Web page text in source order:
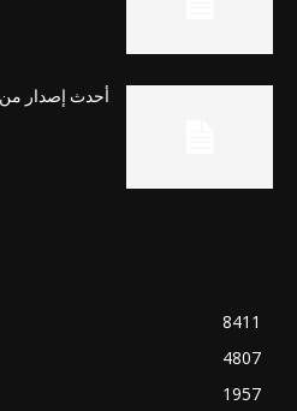
8411
4807
1957